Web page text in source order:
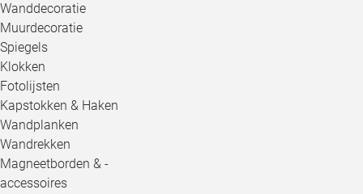
Wanddecoratie
Muurdecoratie
Spiegels
Klokken
Fotolijsten
Kapstokken & Haken
Wandplanken
Wandrekken
Magneetborden & -
accessoires